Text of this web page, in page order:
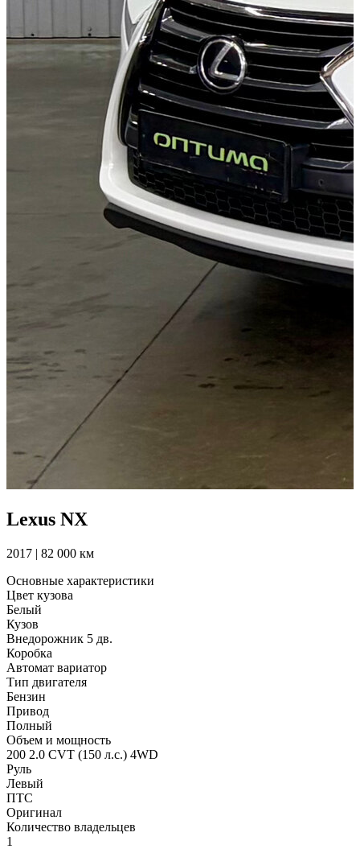
Lexus NX
2017 | 82 000 км
Основные характеристики
Цвет кузова
Белый
Кузов
Внедорожник 5 дв.
Коробка
Автомат вариатор
Тип двигателя
Бензин
Привод
Полный
Объем и мощность
200 2.0 CVT (150 л.с.) 4WD
Руль
Левый
ПТС
Оригинал
Количество владельцев
1